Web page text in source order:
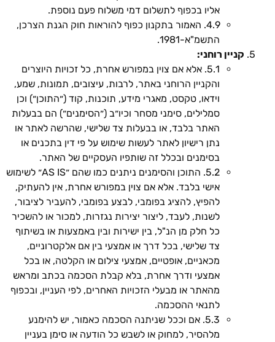
אליו בכפוף לתשלום דמי משלוח פעם נוספת.
4.9. האמור בתקנון כפוף להוראות חוק הגנת הצרכן,
התשמ"א-1981.
קניין רוחני:
5.1. אלא אם צוין במפורש אחרת, כל זכויות היוצרים
והקניין הרוחני באתר, לרבות, עיצובים, תמונות, שמע,
וידאו, טקסט, מאגרי מידע, תוכנות, קוד (״התוכן״) וכן
סמלילים, סימני מסחר וכיו״ב (״הסימנים״) הם בבעלות
האתר בלבד, או בבעלות צד שלישי, שהרשה לאתר או
נתן רישיון לאתר לעשות שימוש על פי דין בתכנים או
בסימנים ובכלל זה שותפיו העסקיים של האתר.
5.2. התוכן והסימנים ניתנים כמו שהם ״AS IS״ לשימוש
אישי בלבד. אלא אם צוין במפורש אחרת, אין להעתיק,
להפיץ, להציג בפומבי, לבצע בפומבי, להעביר לציבור,
לשנות, לעבד, ליצור יצירות נגזרות, למכור או להשכיר
כל חלק מן הנ"ל, בין ישירות ובין באמצעות או בשיתוף
צד שלישי, בכל דרך או אמצעי בין אם אלקטרוניים,
מכאניים, אופטיים, אמצעי צילום או הקלטה, או בכל
אמצעי ודרך אחרת, בלא קבלת הסכמה בכתב ומראש
מהאתר או מבעלי הזכויות האחרים, לפי העניין, ובכפוף
לתנאי ההסכמה.
5.3. אם וככל שניתנה הסכמה כאמור, יש להימנע
מלהסיר, למחוק או לשבש כל הודעה או סימן בעניין